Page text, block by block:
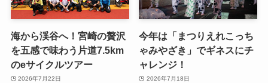
海から渓谷へ！宮崎の贅沢
を五感で味わう片道7.5km
のeサイクルツアー
2026年7月22日
今年は「まつりえれこっち
ゃみやざき」でギネスにチ
ャレンジ！
2026年7月18日